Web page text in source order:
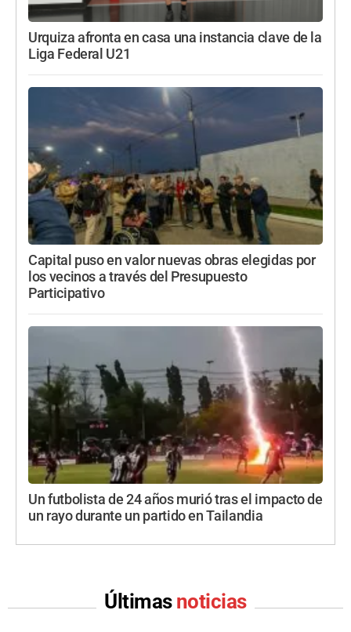
Urquiza afronta en casa una instancia clave de la
Liga Federal U21
Capital puso en valor nuevas obras elegidas por
los vecinos a través del Presupuesto
Participativo
Un futbolista de 24 años murió tras el impacto de
un rayo durante un partido en Tailandia
Últimas noticias